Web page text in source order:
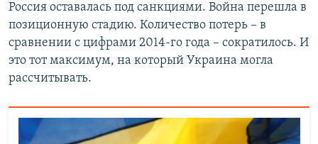
Россия оставалась под санкциями. Война перешла в
позиционную стадию. Количество потерь – в
сравнении с цифрами 2014-го года – сократилось. И
это тот максимум, на который Украина могла
рассчитывать.